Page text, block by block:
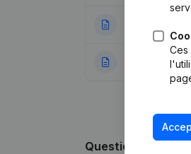
22-10-2021
Questions
Ces